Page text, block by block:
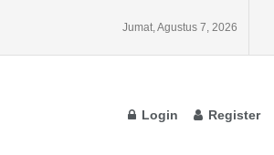
Jumat, Agustus 7, 2026
Login Register